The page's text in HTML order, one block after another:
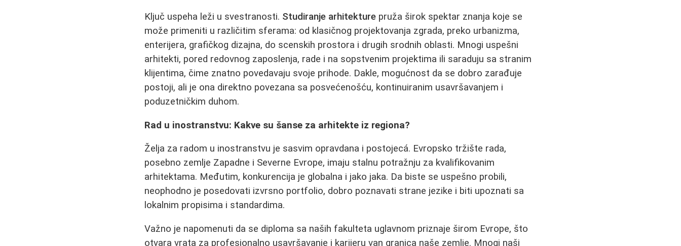
Ključ uspeha leži u svestranosti. Studiranje arhitekture pruža širok spektar znanja koje se
može primeniti u različitim sferama: od klasičnog projektovanja zgrada, preko urbanizma,
enterijera, grafičkog dizajna, do scenskih prostora i drugih srodnih oblasti. Mnogi uspešni
arhitekti, pored redovnog zaposlenja, rade i na sopstvenim projektima ili saraduju sa stranim
klijentima, čime znatno povedavaju svoje prihode. Dakle, mogućnost da se dobro zarađuje
postoji, ali je ona direktno povezana sa posvećenošću, kontinuiranim usavršavanjem i
poduzetničkim duhom.
Rad u inostranstvu: Kakve su šanse za arhitekte iz regiona?
Želja za radom u inostranstvu je sasvim opravdana i postojecá. Evropsko tržište rada,
posebno zemlje Zapadne i Severne Evrope, imaju stalnu potražnju za kvalifikovanim
arhitektama. Međutim, konkurencija je globalna i jako jaka. Da biste se uspešno probili,
neophodno je posedovati izvrsno portfolio, dobro poznavati strane jezike i biti upoznati sa
lokalnim propisima i standardima.
Važno je napomenuti da se diploma sa naših fakulteta uglavnom priznaje širom Evrope, što
otvara vrata za profesionalno usavršavanje i karijeru van granica naše zemlje. Mnogi naši